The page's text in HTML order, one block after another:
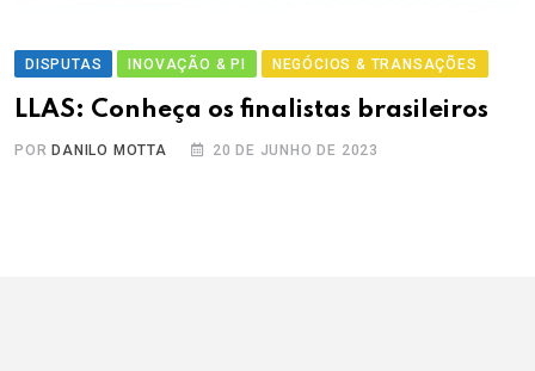
DISPUTAS INOVAÇÃO & PI NEGÓCIOS & TRANSAÇÕES
LLAS: Conheça os finalistas brasileiros
PORDANILO MOTTA 20 DE JUNHO DE 2023